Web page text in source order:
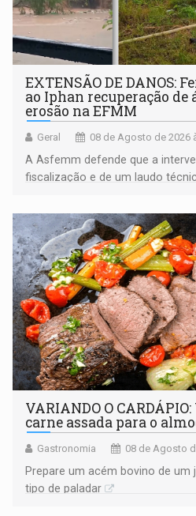
EXTENSÃO DE DANOS:
ao Iphan recuperação
erosão na EFMM
Geral 08 de Agosto de 2026
A Asfemm defende que a
fiscalização e de um laudo
VARIANDO O
carne assada para o
Gastronomia 08 de Agosto
Prepare um acém bovino de um
tipo de paladar